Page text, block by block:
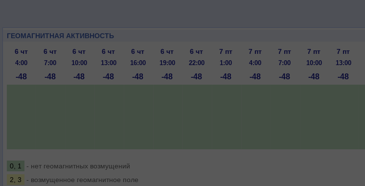
ГЕОМАГНИТНАЯ АКТИВНОСТЬ
6 чт
6 чт 6 чт 6 чт 6 чт 6 чт 6 чт 7 пт 7 пт 7 пт 7 пт 7 пт
4:00 7:00 10:00 13:00 16:00 19:00 22:00 1:00 4:00 7:00 10:00 13:00
-48 -48 -48 -48 -48 -48 -48 -48 -48 -48 -48 -48
0, 1
- нет геомагнитных возмущений
2, 3
- возмущенное геомагнитное поле